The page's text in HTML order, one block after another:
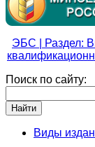
ЭБС | Раздел:
Поиск по сайту:
Виды